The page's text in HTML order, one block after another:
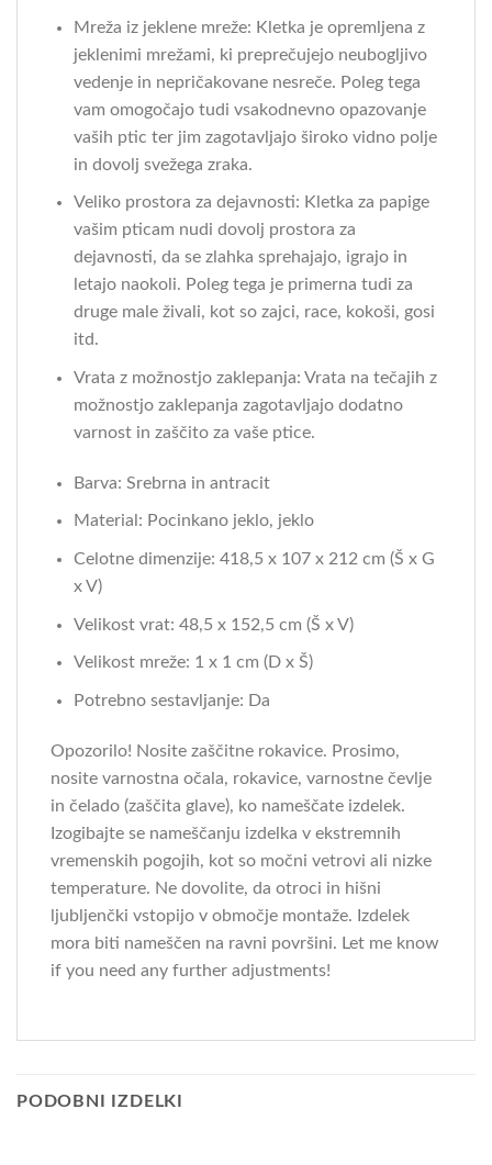
Mreža iz jeklene mreže: Kletka je opremljena z
jeklenimi mrežami, ki preprečujejo neubogljivo
vedenje in nepričakovane nesreče. Poleg tega
vam omogočajo tudi vsakodnevno opazovanje
vaših ptic ter jim zagotavljajo široko vidno polje
in dovolj svežega zraka.
Veliko prostora za dejavnosti: Kletka za papige
vašim pticam nudi dovolj prostora za
dejavnosti, da se zlahka sprehajajo, igrajo in
letajo naokoli. Poleg tega je primerna tudi za
druge male živali, kot so zajci, race, kokoši, gosi
itd.
Vrata z možnostjo zaklepanja: Vrata na tečajih z
možnostjo zaklepanja zagotavljajo dodatno
varnost in zaščito za vaše ptice.
Barva: Srebrna in antracit
Material: Pocinkano jeklo, jeklo
Celotne dimenzije: 418,5 x 107 x 212 cm (Š x G
x V)
Velikost vrat: 48,5 x 152,5 cm (Š x V)
Velikost mreže: 1 x 1 cm (D x Š)
Potrebno sestavljanje: Da
Opozorilo! Nosite zaščitne rokavice. Prosimo,
nosite varnostna očala, rokavice, varnostne čevlje
in čelado (zaščita glave), ko nameščate izdelek.
Izogibajte se nameščanju izdelka v ekstremnih
vremenskih pogojih, kot so močni vetrovi ali nizke
temperature. Ne dovolite, da otroci in hišni
ljubljenčki vstopijo v območje montaže. Izdelek
mora biti nameščen na ravni površini. Let me know
if you need any further adjustments!
PODOBNI IZDELKI